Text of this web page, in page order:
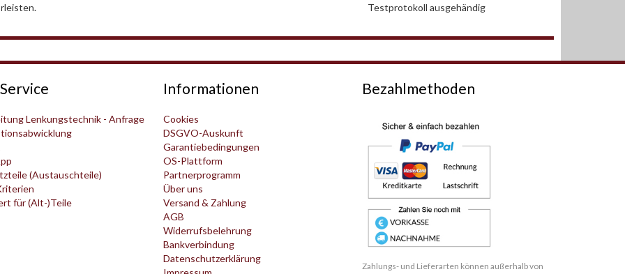
Testprotokoll ausgehändig
Lenkungstechnik - Anfrage
(Austauschteile)
für (Alt-)Teile
Informationen
Cookies
DSGVO-Auskunft
Garantiebedingungen
OS-Plattform
Partnerprogramm
Über uns
Versand & Zahlung
AGB
Widerrufsbelehrung
Bankverbindung
Datenschutzerklärung
Bezahlmethoden
Zahlungs- und Lieferarten können außerhalb von